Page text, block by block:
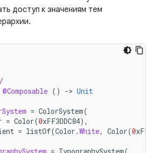
доступ к значениям тем
@Composable () -> Unit
= ColorSystem(
= Color(0xFF3DDC84),
= listOf(Color .White, Color(0